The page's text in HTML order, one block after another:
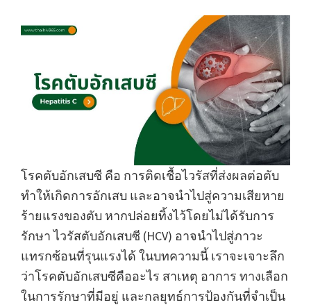
โรคตับอักเสบซี คือ การติดเชื้อไวรัสที่ส่งผลต่อตับ
ทำให้เกิดการอักเสบ และอาจนำไปสู่ความเสียหาย
ร้ายแรงของตับ หากปล่อยทิ้งไว้โดยไม่ได้รับการ
รักษา ไวรัสตับอักเสบซี (HCV) อาจนำไปสู่ภาวะ
แทรกซ้อนที่รุนแรงได้ ในบทความนี้ เราจะเจาะลึก
ว่าโรคตับอักเสบซีคืออะไร สาเหตุ อาการ ทางเลือก
ในการรักษาที่มีอยู่ และกลยุทธ์การป้องกันที่จำเป็น